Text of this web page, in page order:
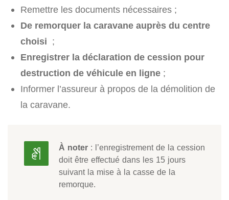
Remettre les documents nécessaires ;
De remorquer la caravane auprès du centre
choisi ;
Enregistrer la déclaration de cession pour
destruction de véhicule en ligne ;
Informer l’assureur à propos de la démolition de
la caravane.
À noter : l’enregistrement de la cession
doit être effectué dans les 15 jours
suivant la mise à la casse de la
remorque.